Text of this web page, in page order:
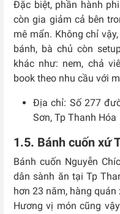
Đặc biệt, phần hành
còn gia giảm cả bên
mê mẩn. Không chỉ
bánh, bà chủ còn
khác như: nem, chả
book theo nhu cầu với
Địa chỉ: Số 277
Sơn, Tp Thanh Hóa
1.5. Bánh cuốn xứ
Bánh cuốn Nguyễn
dân sành ăn tại Tp
hơn 23 năm, hàng
Hương vị món cũng